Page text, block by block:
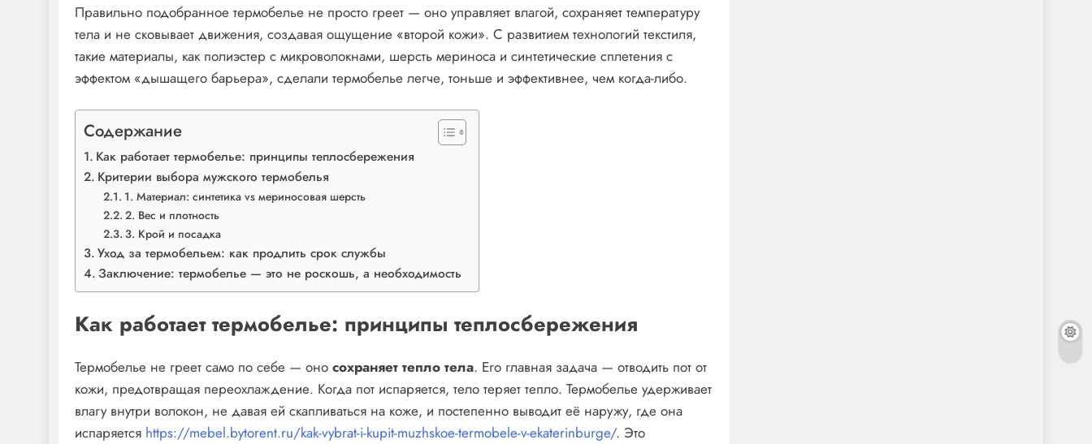
Правильно подобранное термобелье не просто греет — оно управляет влагой, сохраняет температуру
тела и не сковывает движения, создавая ощущение «второй кожи». С развитием технологий текстиля,
такие материалы, как полиэстер с микроволокнами, шерсть мериноса и синтетические сплетения с
эффектом «дышащего барьера», сделали термобелье легче, тоньше и эффективнее, чем когда-либо.
Содержание
Как работает термобелье: принципы теплосбережения
Критерии выбора мужского термобелья
1. Материал: синтетика vs мериносовая шерсть
2. Вес и плотность
3. Крой и посадка
Уход за термобельем: как продлить срок службы
Заключение: термобелье — это не роскошь, а необходимость
Как работает термобелье: принципы теплосбережения
Термобелье не греет само по себе — оно сохраняет тепло тела. Его главная задача — отводить пот от
кожи, предотвращая переохлаждение. Когда пот испаряется, тело теряет тепло. Термобелье удерживает
влагу внутри волокон, не давая ей скапливаться на коже, и постепенно выводит её наружу, где она
испаряется https://mebel.bytorent.ru/kak-vybrat-i-kupit-muzhskoe-termobele-v-ekaterinburge/. Это